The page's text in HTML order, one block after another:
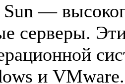
—
серверы.
и